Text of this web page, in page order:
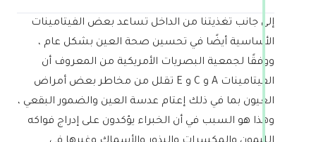
إلى جانب تغذيتنا من الداخل تساعد بعض الفيتامينات
الأساسية أيضًا في تحسين صحة العين بشكل عام ،
ووفقًا لجمعية البصريات الأمريكية من المعروف أن
الفيتامينات A و C و E تقلل من مخاطر بعض أمراض
العيون بما في ذلك إعتام عدسة العين والضمور البقعي ،
وهذا هو السبب في أن الخبراء يؤكدون على إدراج فواكه